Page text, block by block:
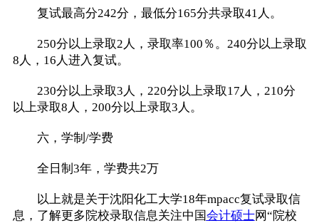
复试最高分242分，最低分165分共录取41人。
250分以上录取2人，录取率100％。240分以上录取
8人，16人进入复试。
230分以上录取3人，220分以上录取17人，210分
以上录取8人，200分以上录取3人。
六，学制/学费
全日制3年，学费共2万
以上就是关于沈阳化工大学18年mpacc复试录取信
息，了解更多院校录取信息关注中国会计硕士网“院校